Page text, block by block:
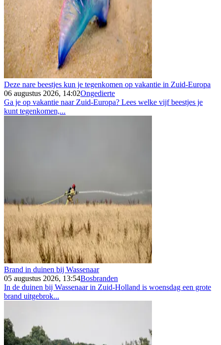
Deze nare beestjes kun je tegenkomen op vakantie in Zuid-Europa
06 augustus 2026, 14:02Ongedierte
Ga je op vakantie naar Zuid-Europa? Lees welke vijf beestjes je
kunt tegenkomen,...
Brand in duinen bij Wassenaar
05 augustus 2026, 13:54Bosbranden
In de duinen bij Wassenaar in Zuid-Holland is woensdag een grote
brand uitgebrok...